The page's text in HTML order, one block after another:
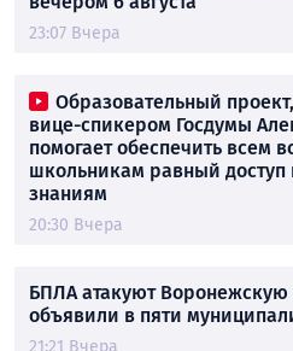
23:07 Вчера
Образовательный
вице-спикером Госдумы
помогает обеспечить всем
школьникам равный доступ
знаниям
20:30 Вчера
БПЛА атакуют Воронежскую
объявили в пяти